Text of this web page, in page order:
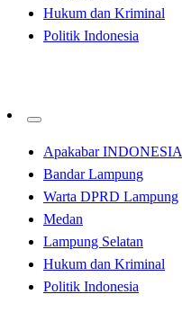
Hukum dan Kriminal
Politik Indonesia
Apakabar INDONESIA
Bandar Lampung
Warta DPRD Lampung
Medan
Lampung Selatan
Hukum dan Kriminal
Politik Indonesia